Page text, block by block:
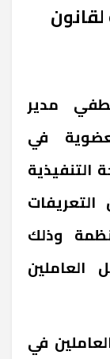
مدير
في
التنفيذية
التعريفات
وذلك
العاملين
في